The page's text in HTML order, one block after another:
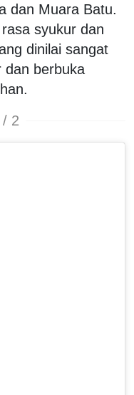
dan Muara Batu.
syukur dan
dinilai sangat
dan berbuka
/ 2